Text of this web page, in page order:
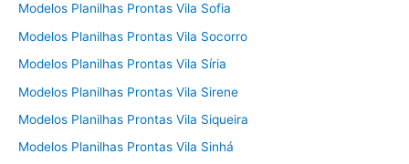
Modelos Planilhas Prontas Vila Sofia
Modelos Planilhas Prontas Vila Socorro
Modelos Planilhas Prontas Vila Síria
Modelos Planilhas Prontas Vila Sirene
Modelos Planilhas Prontas Vila Siqueira
Modelos Planilhas Prontas Vila Sinhá